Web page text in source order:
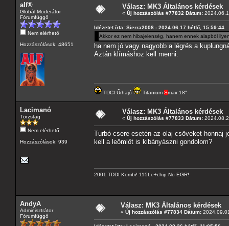
alf®
Globál Moderátor
Fórumfüggő
Nem elérhető
Hozzászólások: 48651
Válasz: MK3 Általános kérdések
« Új hozzászólás #77832 Dátum:
Idézetet írta: Sierra2008 - 2024.06.17 hétfő, 15:59:44
Akkor ez nem hibajelenség, hanem ennek alapból
ha nem jó vagy nagyobb a légrés a
Aztán klímáshoz kell menni.
TDCI Űrhajó Titanium Smax 18"
Lacimanó
Törzstag
Nem elérhető
Hozzászólások: 939
Válasz: MK3 Általános kérdések
« Új hozzászólás #77833 Dátum:
Turbó csere esetén az olaj csöveket honnaj
kell a leömlőt is kibányászni gondolom?
2001 TDDI Kombi! 115Le+chip No EGR!
AndyA
Adminisztrátor
Fórumfüggő
Válasz: MK3 Általános kérdések
« Új hozzászólás #77834 Dátum: